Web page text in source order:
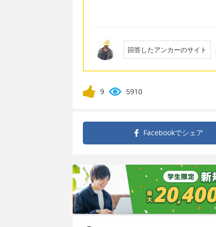
回答したアンカーのサイト
9 5910
Facebookでシェア